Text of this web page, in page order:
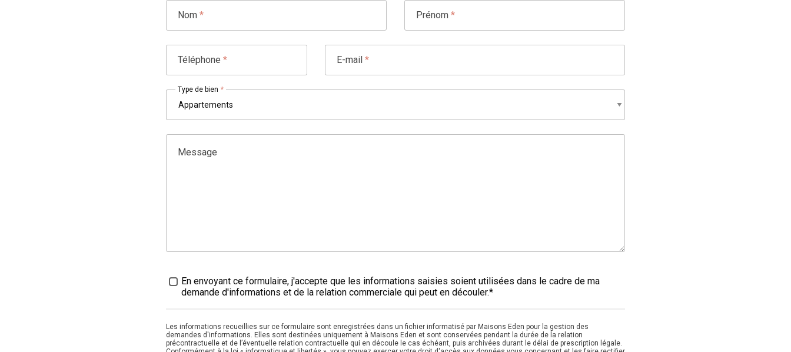
Nom * Prénom *
Téléphone * E-mail *
Type de bien *
Message
Traitement des données *
En envoyant ce formulaire, j'accepte que les informations saisies soient utilisées dans le cadre de ma
demande d'informations et de la relation commerciale qui peut en découler.*
Les informations recueillies sur ce formulaire sont enregistrées dans un fichier informatisé par Maisons Eden pour la gestion des
demandes d'informations. Elles sont destinées uniquement à Maisons Eden et sont conservées pendant la durée de la relation
précontractuelle et de l’éventuelle relation contractuelle qui en découle le cas échéant, puis archivées durant le délai de prescription légale.